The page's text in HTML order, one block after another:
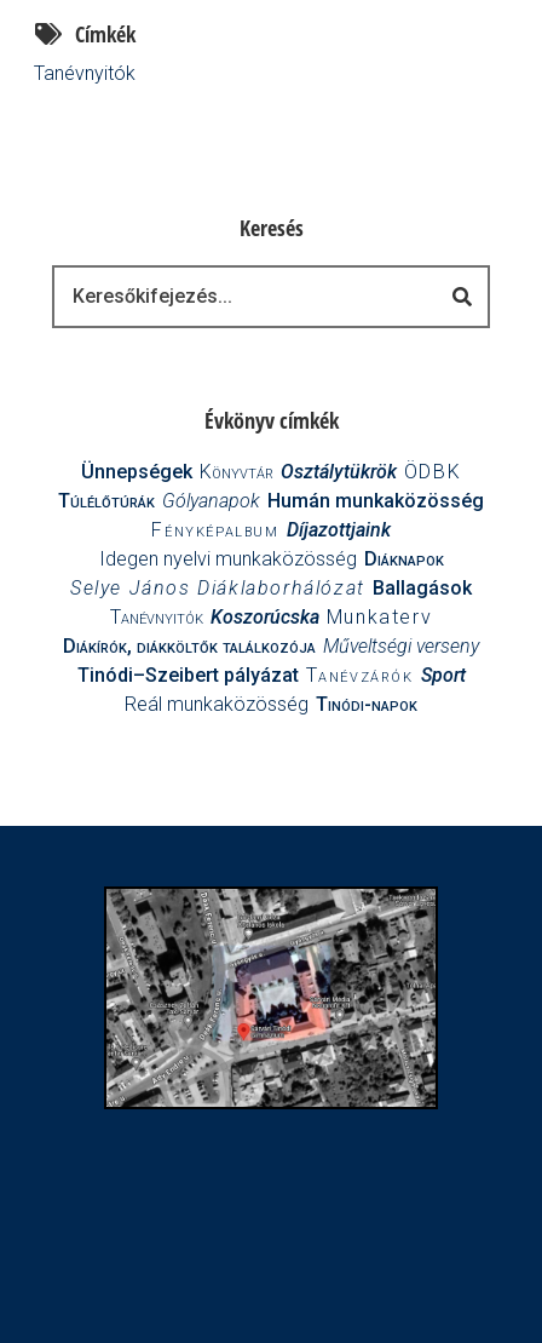
Címkék
Tanévnyitók
Keresés
Évkönyv címkék
Ünnepségek Könyvtár Osztálytükrök ÖDBK
Túlélőtúrák Gólyanapok Humán munkaközösség
Fényképalbum Díjazottjaink
Idegen nyelvi munkaközösség Diáknapok
Selye János Diáklaborhálózat Ballagások
Tanévnyitók Koszorúcska Munkaterv
Diákírók, diákköltők találkozója Műveltségi verseny
Tinódi–Szeibert pályázat Tanévzárók Sport
Reál munkaközösség Tinódi-napok